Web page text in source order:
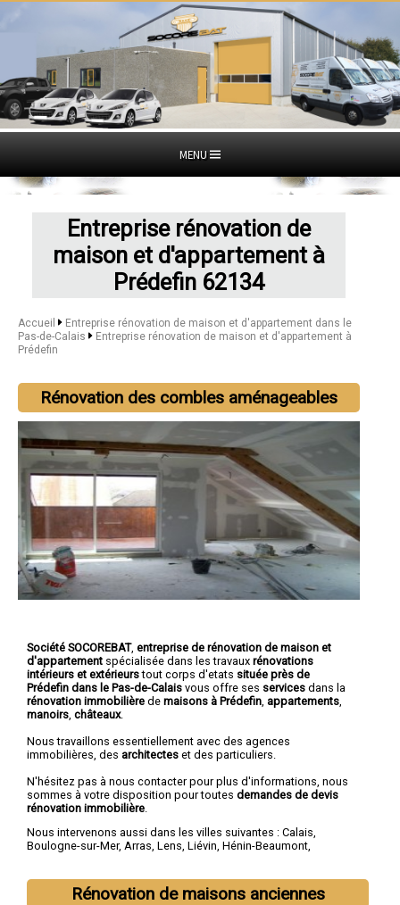
MENU
Entreprise rénovation de
maison et d'appartement à
Prédefin 62134
Accueil
Entreprise rénovation de maison et d'appartement dans le
Pas-de-Calais
Entreprise rénovation de maison et d'appartement à
Prédefin
Rénovation des combles aménageables
Société SOCOREBAT, entreprise de rénovation de maison et
d'appartement spécialisée dans les travaux rénovations
intérieurs et extérieurstout corps d'etats située près de
Prédefin dans le Pas-de-Calais vous offre ses services dans la
rénovation immobilière de maisons à Prédefin appartements
manoirs châteaux.
Nous travaillons essentiellement avec des agences
immobilières, des architectes et des particuliers.
N'hésitez pas à nous contacter pour plus d'informations, nous
sommes à votre disposition pour toutes demandes de devis
rénovation immobilière
Nous intervenons aussi dans les villes suivantes : Calais,
Boulogne-sur-Mer, Arras, Lens, Liévin, Hénin-Beaumont,
Rénovation de maisons anciennes